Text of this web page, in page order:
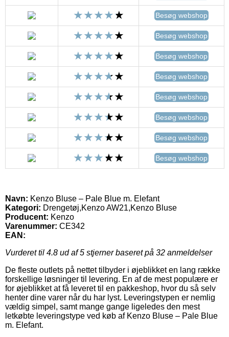
Besøg webshop
Besøg webshop
Besøg webshop
Besøg webshop
Besøg webshop
Besøg webshop
Besøg webshop
Besøg webshop
Navn: Kenzo Bluse – Pale Blue m. Elefant
Kategori: Drengetøj,Kenzo AW21,Kenzo Bluse
Producent: Kenzo
Varenummer: CE342
EAN:
Vurderet til 4.8 ud af 5 stjerner baseret på 32 anmeldelser
De fleste outlets på nettet tilbyder i øjeblikket en lang række
forskellige løsninger til levering. En af de mest populære er
for øjeblikket at få leveret til en pakkeshop, hvor du så selv
henter dine varer når du har lyst. Leveringstypen er nemlig
vældig simpel, samt mange gange ligeledes den mest
letkøbte leveringstype ved køb af Kenzo Bluse – Pale Blue
m. Elefant.